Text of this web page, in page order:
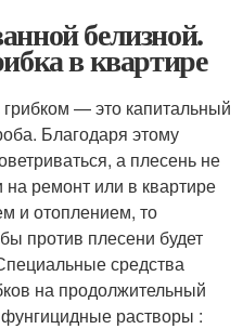
белизной.
в квартире
— это капитальный
Благодаря этому
а плесень не
ремонт или в квартире
и отоплением, то
против плесени будет
средства
на продолжительный
растворы :